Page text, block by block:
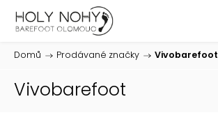
Domů / Prodávané značky / Vivobarefoot
Vivobarefoot